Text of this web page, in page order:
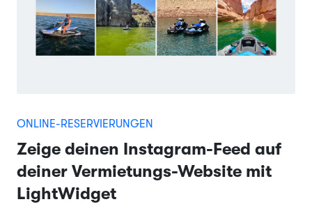
ONLINE-RESERVIERUNGEN
Zeige deinen Instagram-Feed auf
deiner Vermietungs-Website mit
LightWidget